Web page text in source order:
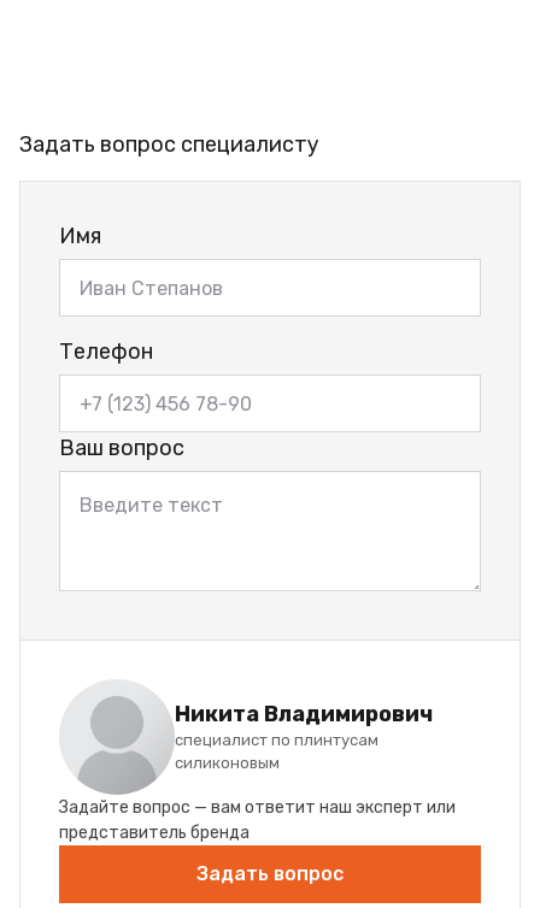
Задать вопрос специалисту
Имя
Телефон
Ваш вопрос
Никита Владимирович
специалист по плинтусам
силиконовым
Задайте вопрос — вам ответит наш эксперт или
представитель бренда
Задать вопрос